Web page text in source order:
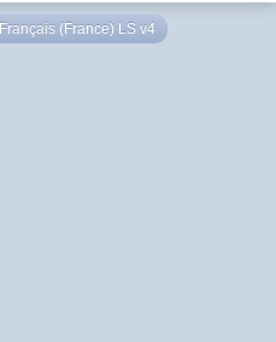
Français (France) LS v4